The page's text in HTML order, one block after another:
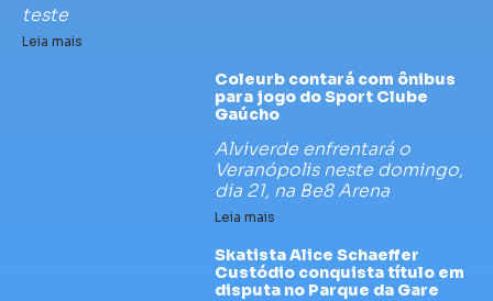
teste
Leia mais
Coleurb contará com ônibus
para jogo do Sport Clube
Gaúcho
Alviverde enfrentará o
Veranópolis neste domingo,
dia 21, na Be8 Arena
Leia mais
Skatista Alice Schaeffer
Custódio conquista título em
disputa no Parque da Gare